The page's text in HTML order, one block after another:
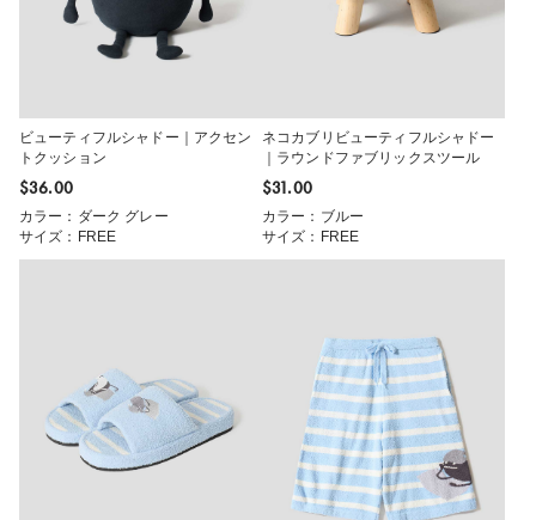
ビューティフルシャドー｜アクセン
トクッション
$‌36.00
カラー：ダーク グレー
サイズ：FREE
ネコカブリビューティフルシャドー
｜ラウンドファブリックスツール
$‌31.00
カラー：ブルー
サイズ：FREE